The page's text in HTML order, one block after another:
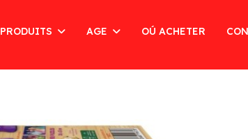
PRODUITS AGE OÚ ACHETER